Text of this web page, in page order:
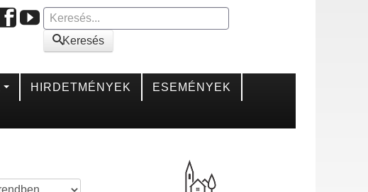
Keresés
HIRDETMÉNYEK ESEMÉNYEK